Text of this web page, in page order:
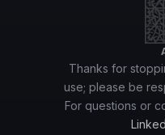
Thanks for
use; please be
For questions or